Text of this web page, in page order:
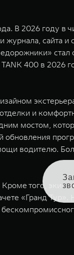
В 2026 году в
сайта и
стал
400 в 2026
и
мостом,
водителю.
того,
«Гранд Тур».